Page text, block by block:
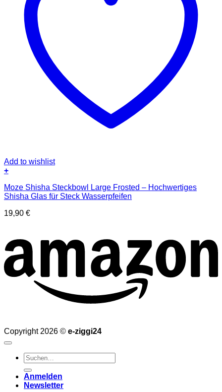
Add to wishlist
+
Moze Shisha Steckbowl Large Frosted – Hochwertiges
Shisha Glas für Steck Wasserpfeifen
19,90 €
Copyright 2026 © e-ziggi24
Suchen
nach:
Anmelden
Newsletter